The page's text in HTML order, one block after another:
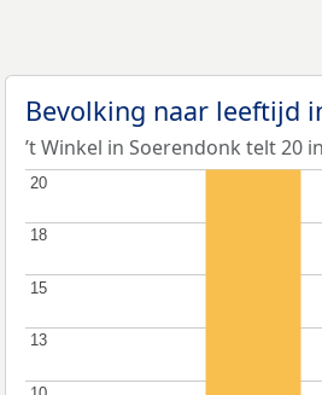
Bevolking naar leeftijd
’t Winkel in Soerendonk telt 20
13
13
15
15
18
18
20
20